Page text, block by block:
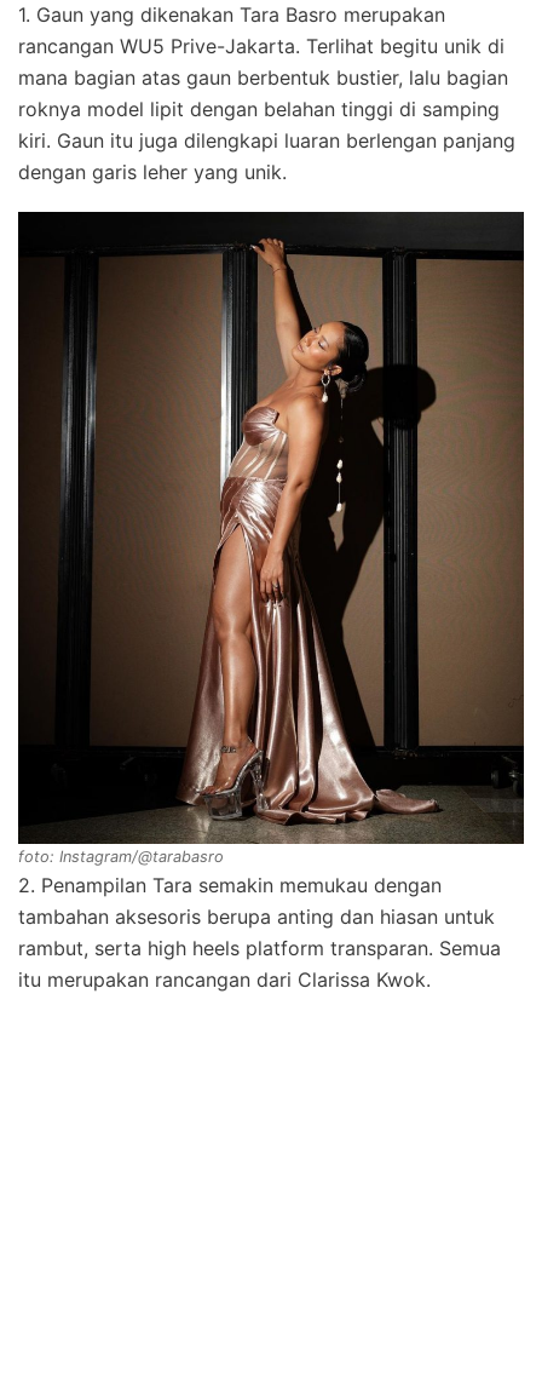
1. Gaun yang dikenakan Tara Basro merupakan
rancangan WU5 Prive-Jakarta. Terlihat begitu unik di
mana bagian atas gaun berbentuk bustier, lalu bagian
roknya model lipit dengan belahan tinggi di samping
kiri. Gaun itu juga dilengkapi luaran berlengan panjang
dengan garis leher yang unik.
foto: Instagram/@tarabasro
2. Penampilan Tara semakin memukau dengan
tambahan aksesoris berupa anting dan hiasan untuk
rambut, serta high heels platform transparan. Semua
itu merupakan rancangan dari Clarissa Kwok.